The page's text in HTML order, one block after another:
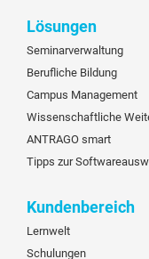
Lösungen
Seminarverwaltung
Berufliche Bildung
Campus Management
Wissenschaftliche
ANTRAGO smart
Tipps zur
Kundenbereich
Lernwelt
Schulungen